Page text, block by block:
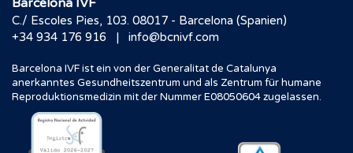
Barcelona IVF
C./ Escoles Pies, 103. 08017 - Barcelona (Spanien)
+34 934 176 916
| info@bcnivf.com
Barcelona IVF ist ein von der Generalitat de Catalunya
anerkanntes Gesundheitszentrum und als Zentrum für humane
Reproduktionsmedizin mit der Nummer E08050604 zugelassen.